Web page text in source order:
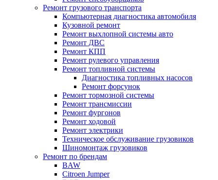
Ремонт грузового транспорта
Компьютерная диагностика автомобиля
Кузовной ремонт
Ремонт выхлопной системы авто
Ремонт ДВС
Ремонт КПП
Ремонт рулевого управления
Ремонт топливной системы
Диагностика топливных насосов
Ремонт форсунок
Ремонт тормозной системы
Ремонт трансмиссии
Ремонт фургонов
Ремонт ходовой
Ремонт электрики
Техническое обслуживание грузовиков
Шиномонтаж грузовиков
Ремонт по брендам
BAW
Citroen Jumper